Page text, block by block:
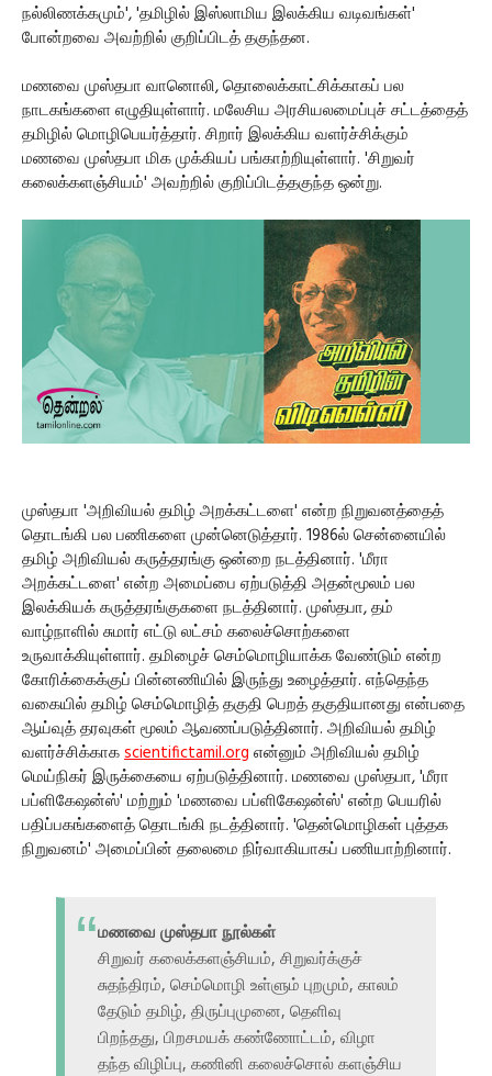
நல்லிணக்கமும்', 'தமிழில் இஸ்லாமிய இலக்கிய வடிவங்கள்'
போன்றவை அவற்றில் குறிப்பிடத் தகுந்தன.
மணவை முஸ்தபா வானொலி, தொலைக்காட்சிக்காகப் பல
நாடகங்களை எழுதியுள்ளார். மலேசிய அரசியலமைப்புச் சட்டத்தைத்
தமிழில் மொழிபெயர்த்தார். சிறார் இலக்கிய வளர்ச்சிக்கும்
மணவை முஸ்தபா மிக முக்கியப் பங்காற்றியுள்ளார். 'சிறுவர்
கலைக்களஞ்சியம்' அவற்றில் குறிப்பிடத்தகுந்த ஒன்று.
முஸ்தபா 'அறிவியல் தமிழ் அறக்கட்டளை' என்ற நிறுவனத்தைத்
தொடங்கி பல பணிகளை முன்னெடுத்தார். 1986ல் சென்னையில்
தமிழ் அறிவியல் கருத்தரங்கு ஒன்றை நடத்தினார். 'மீரா
அறக்கட்டளை' என்ற அமைப்பை ஏற்படுத்தி அதன்மூலம் பல
இலக்கியக் கருத்தரங்குகளை நடத்தினார். முஸ்தபா, தம்
வாழ்நாளில் சுமார் எட்டு லட்சம் கலைச்சொற்களை
உருவாக்கியுள்ளார். தமிழைச் செம்மொழியாக்க வேண்டும் என்ற
கோரிக்கைக்குப் பின்னணியில் இருந்து உழைத்தார். எந்தெந்த
வகையில் தமிழ் செம்மொழித் தகுதி பெறத் தகுதியானது என்பதை
ஆய்வுத் தரவுகள் மூலம் ஆவணப்படுத்தினார். அறிவியல் தமிழ்
வளர்ச்சிக்காகscientifictamil.org என்னும் அறிவியல் தமிழ்
மெய்நிகர் இருக்கையை ஏற்படுத்தினார். மணவை முஸ்தபா, 'மீரா
பப்ளிகேஷன்ஸ்' மற்றும் 'மணவை பப்ளிகேஷன்ஸ்' என்ற பெயரில்
பதிப்பகங்களைத் தொடங்கி நடத்தினார். 'தென்மொழிகள் புத்தக
நிறுவனம்' அமைப்பின் தலைமை நிர்வாகியாகப் பணியாற்றினார்.
மணவை முஸ்தபா நூல்கள்
சிறுவர் கலைக்களஞ்சியம், சிறுவர்க்குச்
சுதந்திரம், செம்மொழி உள்ளும் புறமும், காலம்
தேடும் தமிழ், திருப்புமுனை, தெளிவு
பிறந்தது, பிறசமயக் கண்ணோட்டம், விழா
தந்த விழிப்பு, கணினி கலைச்சொல் களஞ்சிய